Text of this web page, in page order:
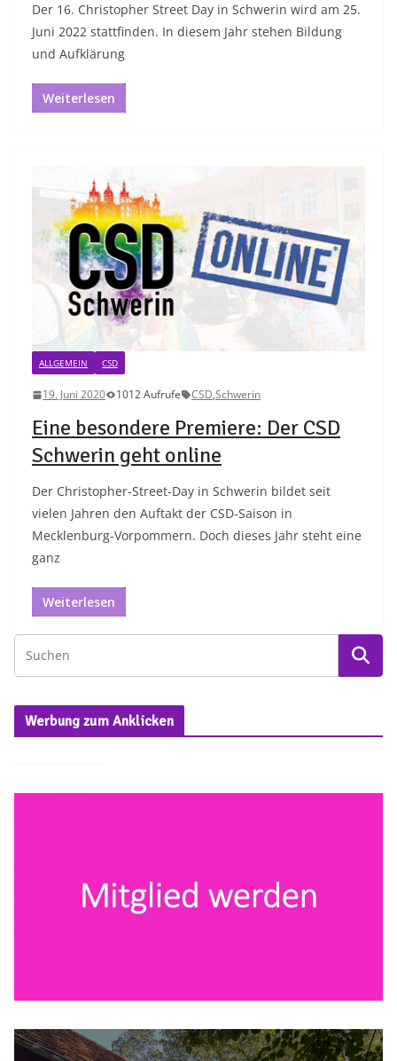
Der 16. Christopher Street Day in Schwerin wird am 25.
Juni 2022 stattfinden. In diesem Jahr stehen Bildung
und Aufklärung
Weiterlesen
ALLGEMEIN CSD
19. Juni 2020 1012 Aufrufe CSD,Schwerin
Eine besondere Premiere: Der CSD
Schwerin geht online
Der Christopher-Street-Day in Schwerin bildet seit
vielen Jahren den Auftakt der CSD-Saison in
Mecklenburg-Vorpommern. Doch dieses Jahr steht eine
ganz
Weiterlesen
Werbung zum Anklicken